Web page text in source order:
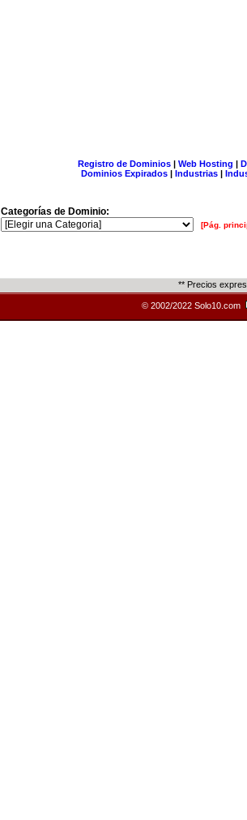
Registro de Dominios| Web Hosting |
Dominios Expirados | Industrias |
Categorías de Dominio:
[Pág.
** Precios
© 2002/2022 Solo10.com